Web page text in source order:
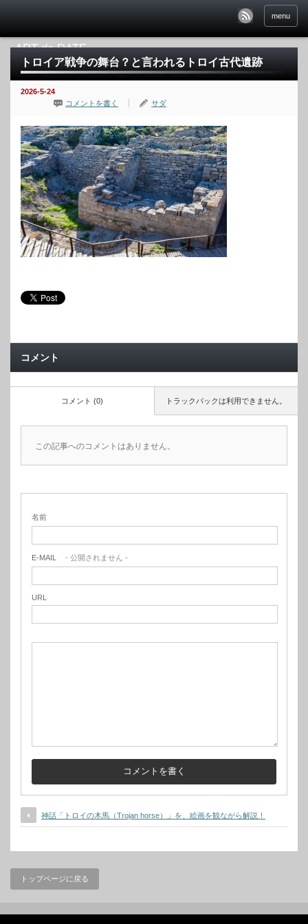
menu
トロイア戦争の舞台？と言われるトロイ古代遺跡
2026-5-24
コメントを書く
サダ
コメント
トラックバックは利用できません。
コメント (0)
この記事へのコメントはありません。
名前
E-MAIL - 公開されません -
URL
神話「トロイの木馬（Trojan horse）」を、絵画を観ながら解説！
トップページに戻る